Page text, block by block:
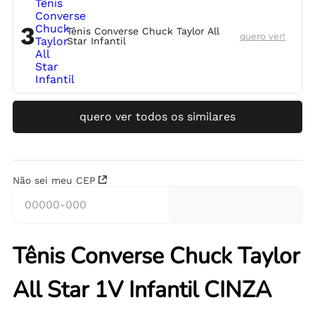
3
Tênis Converse Chuck Taylor All
Star Infantil
quero ver!
quero ver todos os similares
Não sei meu CEP
Tênis Converse Chuck Taylor
All Star 1V Infantil CINZA